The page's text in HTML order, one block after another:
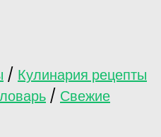
/ Кулинария рецепты
/ Свежие